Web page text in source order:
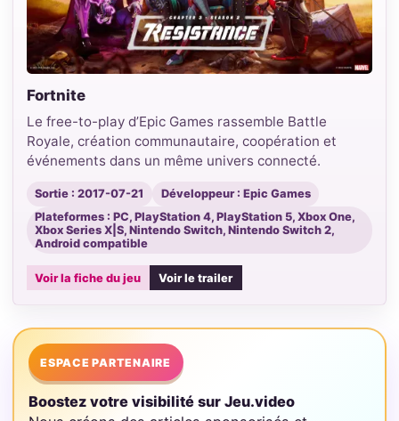
Fortnite
Le free-to-play d’Epic Games rassemble Battle
Royale, création communautaire, coopération et
événements dans un même univers connecté.
Sortie : 2017-07-21
Développeur : Epic Games
Plateformes : PC, PlayStation 4, PlayStation 5, Xbox One,
Xbox Series X|S, Nintendo Switch, Nintendo Switch 2,
Android compatible
Voir la fiche du jeu Voir le trailer
ESPACE PARTENAIRE
Boostez votre visibilité sur Jeu.video